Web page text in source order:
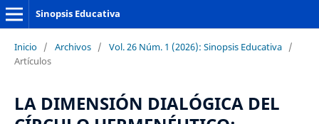
Sinopsis Educativa
Inicio / Archivos / Vol. 26 Núm. 1 (2026): Sinopsis Educativa /
Artículos
LA DIMENSIÓN DIALÓGICA DEL